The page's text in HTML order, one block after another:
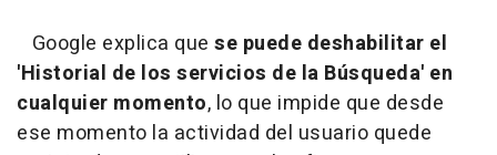
Google explica que se puede deshabilitar el
'Historial de los servicios de la Búsqueda' en
cualquier momento, lo que impide que desde
ese momento la actividad del usuario quede